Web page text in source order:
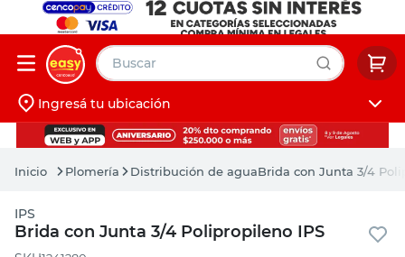
Buscar
Iniciá sesión
Ingresá tu ubicación
Plomería Distribución de aguaBrida con Junta 3/4
IPS
Brida con Junta 3/4 Polipropileno IPS
muebles
pintura
escritorio